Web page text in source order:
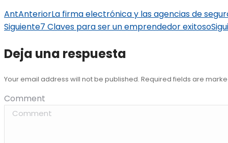
AntAnteriorLa firma electrónica y las agencias de
Siguiente7 Claves para ser un emprendedor exitoso
Deja una respuesta
Your email address will not be published. Required fields are
Comment